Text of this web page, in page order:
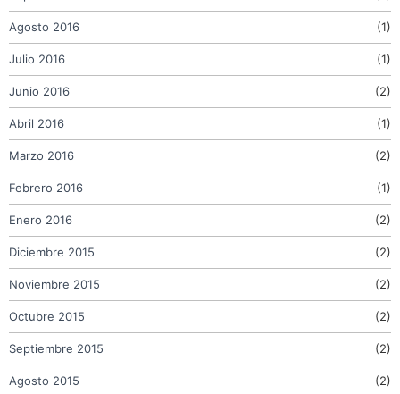
Agosto 2016 (1)
Julio 2016 (1)
Junio 2016 (2)
Abril 2016 (1)
Marzo 2016 (2)
Febrero 2016 (1)
Enero 2016 (2)
Diciembre 2015 (2)
Noviembre 2015 (2)
Octubre 2015 (2)
Septiembre 2015 (2)
Agosto 2015 (2)